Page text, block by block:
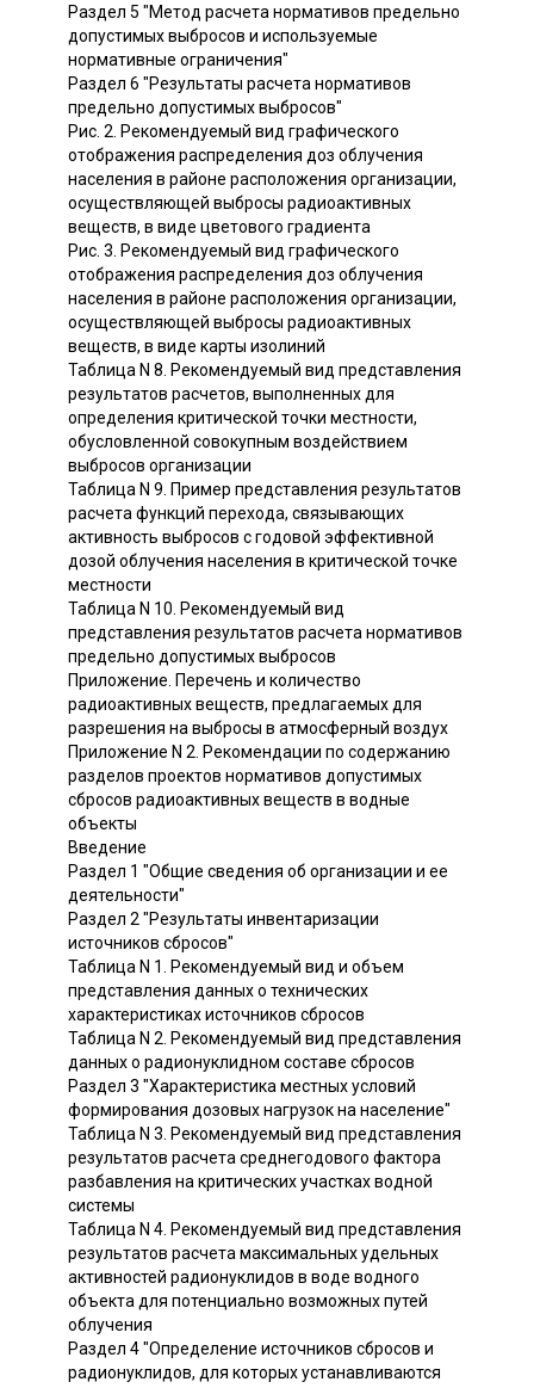
Раздел 5 "Метод расчета нормативов предельно
допустимых выбросов и используемые
нормативные ограничения"
Раздел 6 "Результаты расчета нормативов
предельно допустимых выбросов"
Рис. 2. Рекомендуемый вид графического
отображения распределения доз облучения
населения в районе расположения организации,
осуществляющей выбросы радиоактивных
веществ, в виде цветового градиента
Рис. 3. Рекомендуемый вид графического
отображения распределения доз облучения
населения в районе расположения организации,
осуществляющей выбросы радиоактивных
веществ, в виде карты изолиний
Таблица N 8. Рекомендуемый вид представления
результатов расчетов, выполненных для
определения критической точки местности,
обусловленной совокупным воздействием
выбросов организации
Таблица N 9. Пример представления результатов
расчета функций перехода, связывающих
активность выбросов с годовой эффективной
дозой облучения населения в критической точке
местности
Таблица N 10. Рекомендуемый вид
представления результатов расчета нормативов
предельно допустимых выбросов
Приложение. Перечень и количество
радиоактивных веществ, предлагаемых для
разрешения на выбросы в атмосферный воздух
Приложение N 2. Рекомендации по содержанию
разделов проектов нормативов допустимых
сбросов радиоактивных веществ в водные
объекты
Введение
Раздел 1 "Общие сведения об организации и ее
деятельности"
Раздел 2 "Результаты инвентаризации
источников сбросов"
Таблица N 1. Рекомендуемый вид и объем
представления данных о технических
характеристиках источников сбросов
Таблица N 2. Рекомендуемый вид представления
данных о радионуклидном составе сбросов
Раздел 3 "Характеристика местных условий
формирования дозовых нагрузок на население"
Таблица N 3. Рекомендуемый вид представления
результатов расчета среднегодового фактора
разбавления на критических участках водной
системы
Таблица N 4. Рекомендуемый вид представления
результатов расчета максимальных удельных
активностей радионуклидов в воде водного
объекта для потенциально возможных путей
облучения
Раздел 4 "Определение источников сбросов и
радионуклидов, для которых устанавливаются